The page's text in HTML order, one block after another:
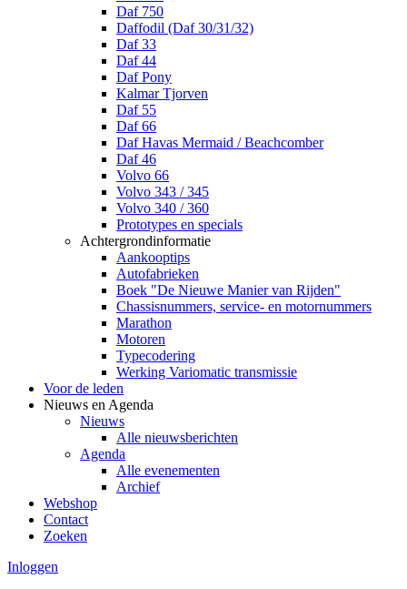
Daf 750
Daffodil (Daf 30/31/32)
Daf 33
Daf 44
Daf Pony
Kalmar Tjorven
Daf 55
Daf 66
Daf Havas Mermaid / Beachcomber
Daf 46
Volvo 66
Volvo 343 / 345
Volvo 340 / 360
Prototypes en specials
Achtergrondinformatie
Aankooptips
Autofabrieken
Boek "De Nieuwe Manier van Rijden"
Chassisnummers, service- en motornummers
Marathon
Motoren
Typecodering
Werking Variomatic transmissie
Voor de leden
Nieuws en Agenda
Nieuws
Alle nieuwsberichten
Agenda
Alle evenementen
Archief
Webshop
Contact
Zoeken
Inloggen